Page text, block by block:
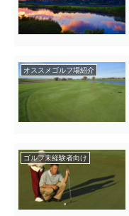
オススメゴルフ場紹介
ゴルフ未経験者向け